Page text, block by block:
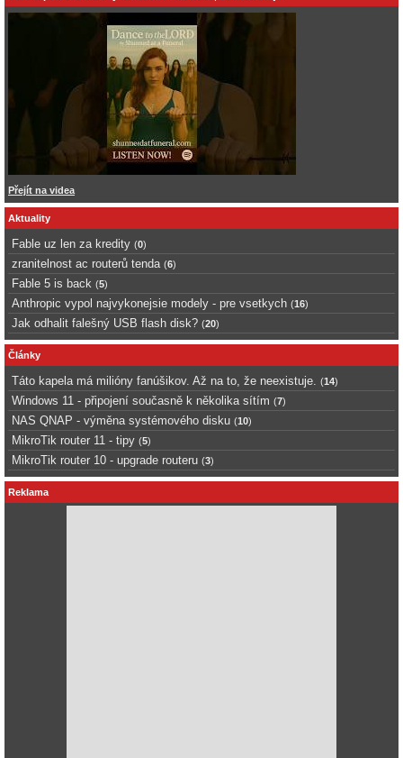
Přejít na videa
Aktuality
Fable uz len za kredity (0)
zranitelnost ac routerů tenda (6)
Fable 5 is back (5)
Anthropic vypol najvykonejsie modely - pre vsetkych (16)
Jak odhalit falešný USB flash disk? (20)
Články
Táto kapela má milióny fanúšikov. Až na to, že neexistuje. (14)
Windows 11 - připojení současně k několika sítím (7)
NAS QNAP - výměna systémového disku (10)
MikroTik router 11 - tipy (5)
MikroTik router 10 - upgrade routeru (3)
Reklama